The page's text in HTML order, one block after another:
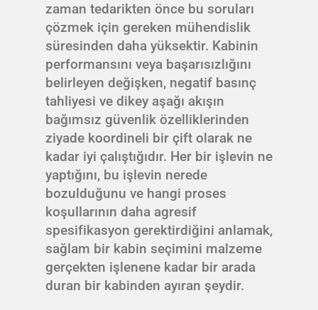
zaman tedarikten önce bu soruları
çözmek için gereken mühendislik
süresinden daha yüksektir. Kabinin
performansını veya başarısızlığını
belirleyen değişken, negatif basınç
tahliyesi ve dikey aşağı akışın
bağımsız güvenlik özelliklerinden
ziyade koordineli bir çift olarak ne
kadar iyi çalıştığıdır. Her bir işlevin ne
yaptığını, bu işlevin nerede
bozulduğunu ve hangi proses
koşullarının daha agresif
spesifikasyon gerektirdiğini anlamak,
sağlam bir kabin seçimini malzeme
gerçekten işlenene kadar bir arada
duran bir kabinden ayıran şeydir.